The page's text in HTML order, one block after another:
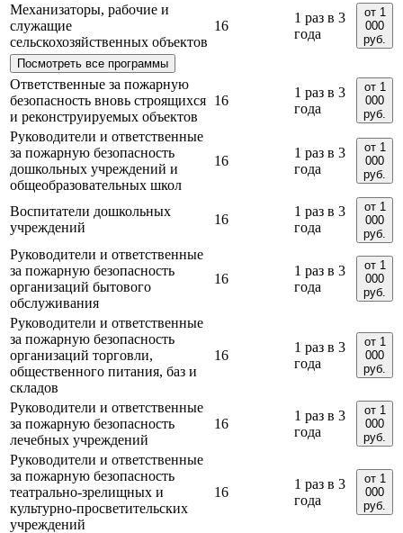
Механизаторы, рабочие и
служащие
сельскохозяйственных объектов
16
1 раз в 3
года
от 1
000
руб.
Посмотреть все программы
Ответственные за пожарную
безопасность вновь строящихся
и реконструируемых объектов
16
1 раз в 3
года
от 1
000
руб.
Руководители и ответственные
за пожарную безопасность
дошкольных учреждений и
общеобразовательных школ
16
1 раз в 3
года
от 1
000
руб.
Воспитатели дошкольных
учреждений
16
1 раз в 3
года
от 1
000
руб.
Руководители и ответственные
за пожарную безопасность
организаций бытового
обслуживания
16
1 раз в 3
года
от 1
000
руб.
Руководители и ответственные
за пожарную безопасность
организаций торговли,
общественного питания, баз и
складов
16
1 раз в 3
года
от 1
000
руб.
Руководители и ответственные
за пожарную безопасность
лечебных учреждений
16
1 раз в 3
года
от 1
000
руб.
Руководители и ответственные
за пожарную безопасность
театрально-зрелищных и
культурно-просветительских
учреждений
16
1 раз в 3
года
от 1
000
руб.